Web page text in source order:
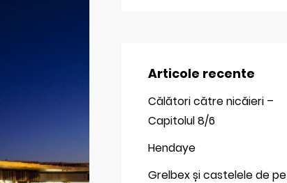
Articole recente
Călători către nicăieri –
Capitolul 8/6
Hendaye
Grelbex și castelele de pe